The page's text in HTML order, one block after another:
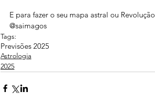
E para fazer o seu mapa astral ou
@saimagos
Tags:
Previsões 2025
Astrologia
2025